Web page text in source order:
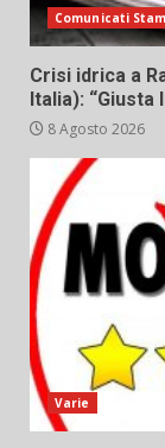
Comunicati
Crisi idrica a
Italia):
8 Agosto 2026
Varie